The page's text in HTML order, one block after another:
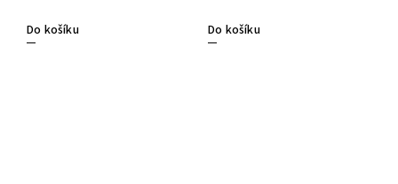
Do košíku Do košíku